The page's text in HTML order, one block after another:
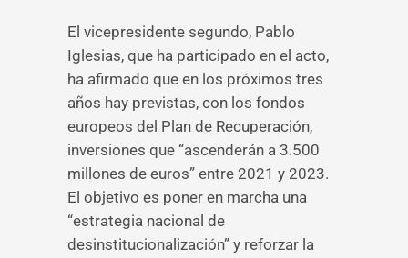
El vicepresidente segundo, Pablo
Iglesias, que ha participado en el acto,
ha afirmado que en los próximos tres
años hay previstas, con los fondos
europeos del Plan de Recuperación,
inversiones que “ascenderán a 3.500
millones de euros” entre 2021 y 2023.
El objetivo es poner en marcha una
“estrategia nacional de
desinstitucionalización” y reforzar la